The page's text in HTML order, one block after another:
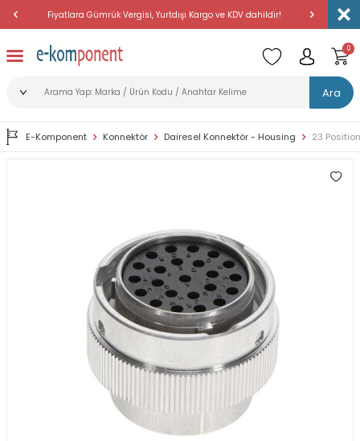
Fiyatlara Gümrük Vergisi, Yurtdışı Kargo ve KDV dahildir!
Ara
0
E-Komponent Konnektör Dairesel Konnektör - Housing 23